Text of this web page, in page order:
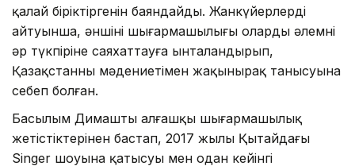
қалай біріктіргенін баяндайды. Жанкүйерлердің
айтуынша, әншінің шығармашылығы оларды әлемнің
әр түкпіріне саяхаттауға ынталандырып,
Қазақстанның мәдениетімен жақынырақ танысуына
себеп болған.
Басылым Димаштың алғашқы шығармашылық
жетістіктерінен бастап, 2017 жылы Қытайдағы
Singer шоуына қатысуы мен одан кейінгі